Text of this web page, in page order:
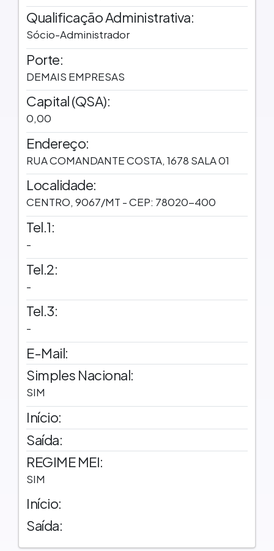
Qualificação Administrativa:
Sócio-Administrador
Porte:
DEMAIS EMPRESAS
Capital (QSA):
0,00
Endereço:
RUA COMANDANTE COSTA, 1678 SALA 01
Localidade:
CENTRO, 9067/MT - CEP: 78020-400
Tel.1:
-
Tel.2:
-
Tel.3:
-
E-Mail:
Simples Nacional:
SIM
Início:
Saída:
REGIME MEI:
SIM
Início:
Saída: